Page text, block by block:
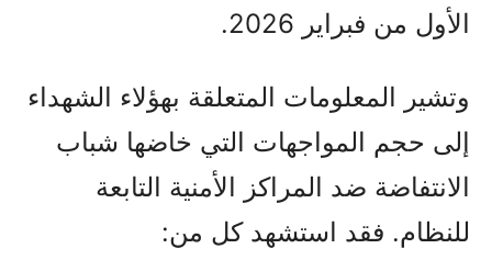
الأول من فبراير 2026.
وتشير المعلومات المتعلقة بهؤلاء الشهداء
إلى حجم المواجهات التي خاضها شباب
الانتفاضة ضد المراكز الأمنية التابعة
للنظام. فقد استشهد كل من: